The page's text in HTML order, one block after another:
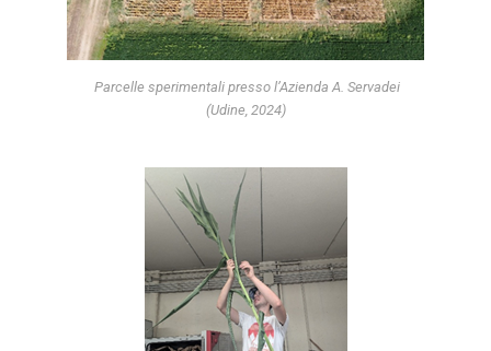
Parcelle sperimentali presso l’Azienda A. Servadei
(Udine, 2024)